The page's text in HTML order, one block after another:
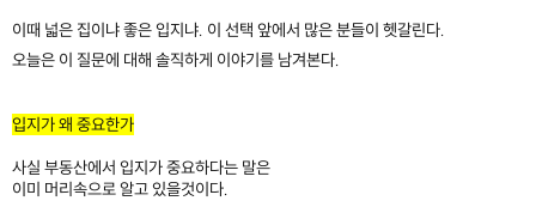
이때 넓은 집이냐 좋은 입지냐. 이 선택 앞에서 많은 분들이 헷갈린다.
오늘은 이 질문에 대해 솔직하게 이야기를 남겨본다.
입지가 왜 중요한가
사실 부동산에서 입지가 중요하다는 말은
이미 머리속으로 알고 있을것이다.